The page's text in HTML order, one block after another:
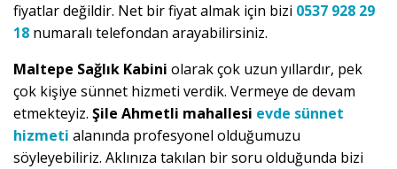
fiyatlar değildir. Net bir fiyat almak için bizi 0537 928 29
18 numaralı telefondan arayabilirsiniz.
Maltepe Sağlık Kabini olarak çok uzun yıllardır, pek
çok kişiye sünnet hizmeti verdik. Vermeye de devam
etmekteyiz. Şile Ahmetli mahallesi evde sünnet
hizmeti alanında profesyonel olduğumuzu
söyleyebiliriz. Aklınıza takılan bir soru olduğunda bizi